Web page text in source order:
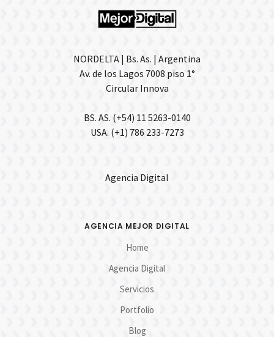
NORDELTA | Bs. As. | Argentina
Av. de los Lagos 7008 piso 1°
Circular Innova
BS. AS. (+54) 11 5263-0140
USA. (+1) 786 233-7273
Agencia Digital
AGENCIA MEJOR DIGITAL
Home
Agencia Digital
Servicios
Portfolio
Blog